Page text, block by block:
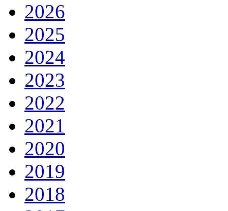
2026
2025
2024
2023
2022
2021
2020
2019
2018